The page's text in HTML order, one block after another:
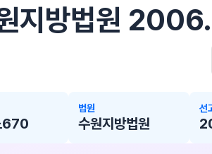
지방법원
법원
수원지방법원
선